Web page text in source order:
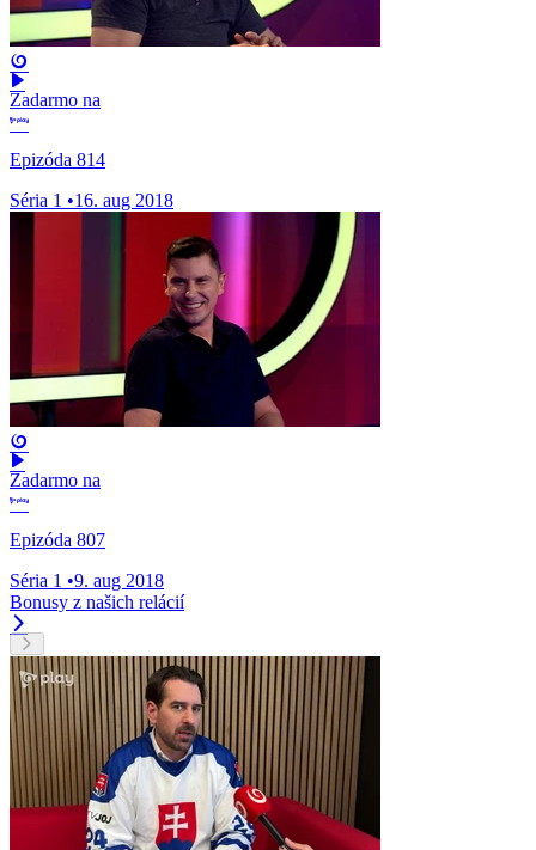
Zadarmo na
Epizóda 814
Séria 1 •16. aug 2018
Zadarmo na
Epizóda 807
Séria 1 •9. aug 2018
Bonusy z našich relácií